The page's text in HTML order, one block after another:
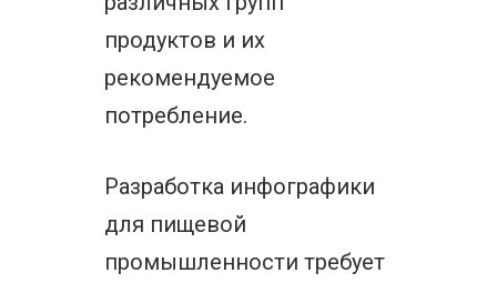
продуктов и их
рекомендуемое
потребление.
Разработка инфографики
для пищевой
промышленности требует